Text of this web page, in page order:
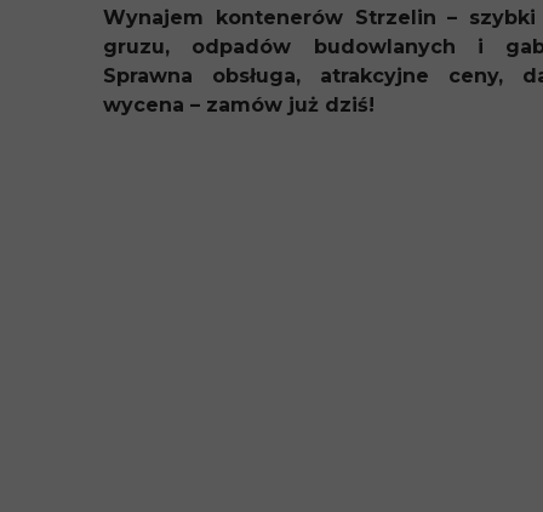
Wynajem kontenerów Strzelin –
gruzu, odpadów budowlanych i
Sprawna obsługa, atrakcyjne ceny,
wycena – zamów już dziś!